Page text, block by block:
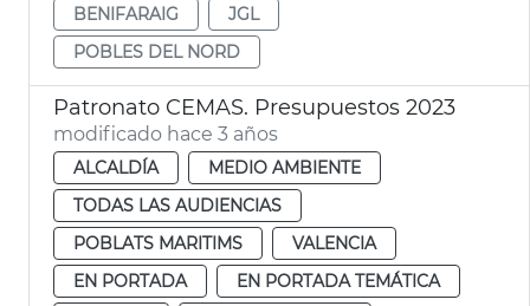
BENIFARAIG
JGL
POBLES DEL NORD
Patronato CEMAS. Presupuestos 2023
modificado hace 3 años
ALCALDÍA
MEDIO AMBIENTE
TODAS LAS AUDIENCIAS
POBLATS MARITIMS
VALENCIA
EN PORTADA
EN PORTADA TEMÁTICA